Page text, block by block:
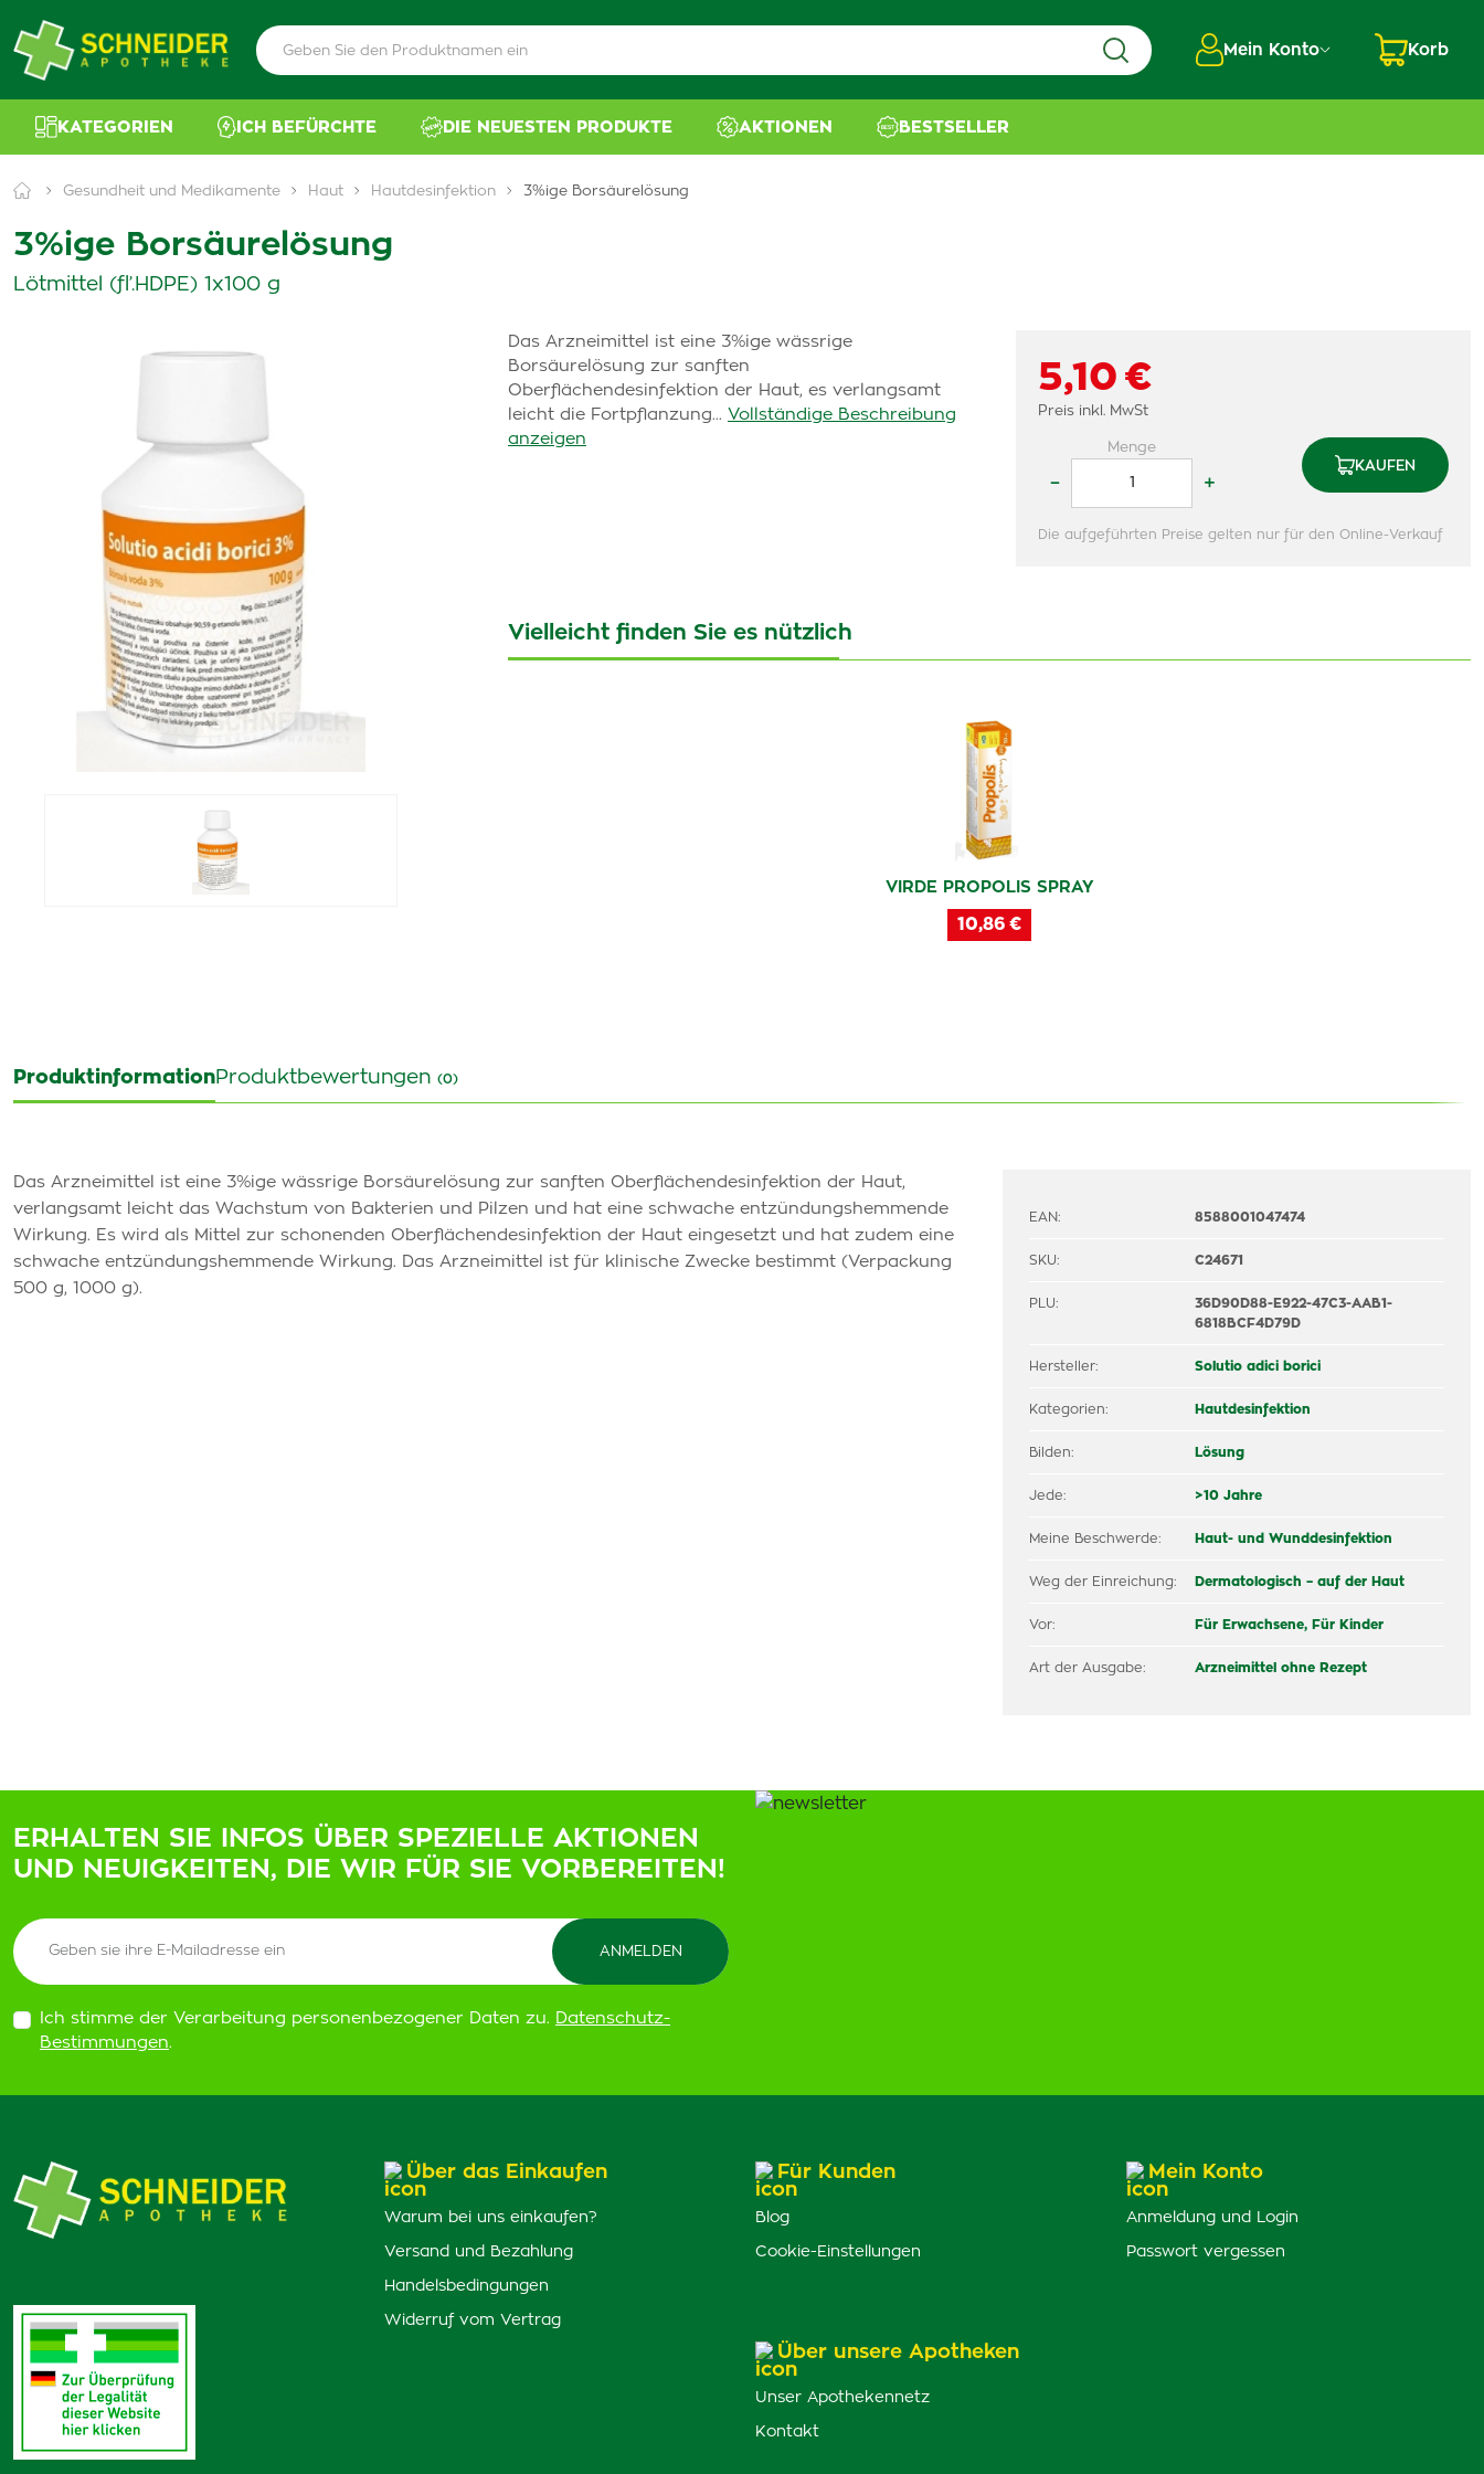
Mein Konto Korb
KATEGORIEN ICH BEFÜRCHTE DIE NEUESTEN PRODUKTE AKTIONEN BESTSELLER
Gesundheit und Medikamente Haut Hautdesinfektion 3%ige Borsäurelösung
3%ige Borsäurelösung
Lötmittel (fľ.HDPE) 1x100 g
Das Arzneimittel ist eine 3%ige wässrige
Borsäurelösung zur sanften
Oberflächendesinfektion der Haut, es verlangsamt
leicht die Fortpflanzung... Vollständige Beschreibung
anzeigen
5,10 €
Preis inkl. MwSt
Menge
– +
KAUFEN
Die aufgeführten Preise gelten nur für den Online-Verkauf
Vielleicht finden Sie es nützlich
VIRDE PROPOLIS SPRAY
10,86 €
ProduktinformationProduktbewertungen (0)
Das Arzneimittel ist eine 3%ige wässrige Borsäurelösung zur sanften Oberflächendesinfektion der Haut,
verlangsamt leicht das Wachstum von Bakterien und Pilzen und hat eine schwache entzündungshemmende
Wirkung. Es wird als Mittel zur schonenden Oberflächendesinfektion der Haut eingesetzt und hat zudem eine
schwache entzündungshemmende Wirkung. Das Arzneimittel ist für klinische Zwecke bestimmt (Verpackung
500 g, 1000 g).
EAN: 8588001047474
SKU: C24671
PLU:
36D90D88-E922-47C3-AAB1-
6818BCF4D79D
Hersteller: Solutio adici borici
Kategorien: Hautdesinfektion
Bilden: Lösung
Jede: >10 Jahre
Meine Beschwerde: Haut- und Wunddesinfektion
Weg der Einreichung: Dermatologisch – auf der Haut
Vor: Für Erwachsene, Für Kinder
Art der Ausgabe: Arzneimittel ohne Rezept
ERHALTEN SIE INFOS ÜBER SPEZIELLE AKTIONEN
UND NEUIGKEITEN, DIE WIR FÜR SIE VORBEREITEN!
Ich stimme der Verarbeitung personenbezogener Daten zu. Datenschutz-
Bestimmungen.
Über das Einkaufen
Warum bei uns einkaufen?
Versand und Bezahlung
Handelsbedingungen
Widerruf vom Vertrag
Für Kunden
Blog
Cookie-Einstellungen
Über unsere Apotheken
Unser Apothekennetz
Kontakt
Mein Konto
Anmeldung und Login
Passwort vergessen